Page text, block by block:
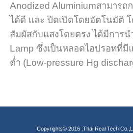
Anodized Aluminiumสามารถ
ได้ดี และ ปิดเปิดโดยอัตโนมัติ
สัมผัสกับแสงโดยตรง ได้มีการน
Lamp ซึ่งเป็นหลอดไอปรอทที่มี
ต่ำ (Low-pressure Hg
Copyrights© 2016 ;Thai Real Tech